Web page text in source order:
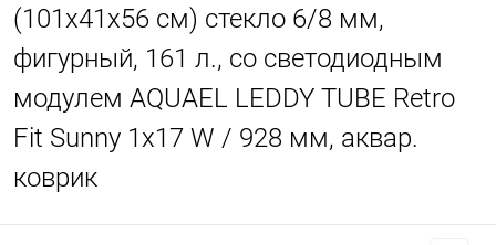
(101х41х56 см) стекло 6/8 мм,
фигурный, 161 л., со светодиодным
модулем AQUAEL LEDDY TUBE Retro
Fit Sunny 1х17 W / 928 мм, аквар.
коврик